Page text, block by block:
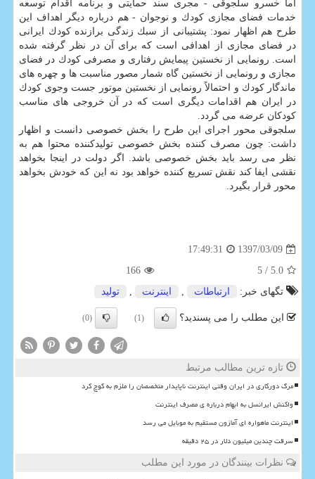
اما خسرو سلجوقی - مجری سند حمایتی و برنامه اقدام توسعه
خدمات فضای مجازی كودك و نوجوان - هم درباره دیگر اهداف این
طرح هم اظهار نمود: پشتیبانی از سبك زندگی برازنده كودك ایرانی
در فضای مجازی از اهدافی است كه برای آن در نظر گرفته شده
است. رونمایی از نخستین پیمایش رفتاری و مصرفی كودك در فضای
مجازی و رونمایی از نخستین گاه شمار مصور مناسبت ها و چهره های
ماندگار كودك و احتمالاً رونمایی از نخستین موتور جست وجوی كودك
در ایران هم اقدامات دیگری است كه در آن خروجی های مناسب
كودكان عرضه می گردد.
سلجوقی محور اجرای این طرح را بخش خصوصی دانست و اظهار
داشت: چون مصرف كننده بخش خصوصی تولیدكننده محتوا هم به
نظر می رسد باید بخش خصوصی باشد. اگر دولت در اینجا بخواهد
نقشی ایفا كند نقش تسریع كننده خواهد بود نه این كه خودش بخواهد
محور قرار بگیرد.
1397/03/09
17:49:31
5.0
/ 5
166
تگهای خبر:
ارتباطات , اینترنت , تولید
این مطلب را می پسندید؟ (1)
(0)
تازه ترین مطالب مرتبط
مرگ دورکاری در ایران وقتی اینترنت ناپایدار متخصصان را ملزم به کوچ کرد
واکنش ایرانسل به ابهام درباره ی مصرف اینترنت
اینترنت ماهواره ای آمازون مستقیم به موبایل می رسد
سرقت چندین میلیون دلار در ۲۵ دقیقه
نظرات بینندگان در مورد این مطلب